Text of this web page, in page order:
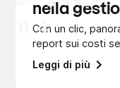
nella
Con un clic,
report sui costi
Leggi di più